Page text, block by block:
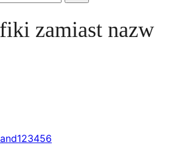
Przeszukaj
zamiast nazw